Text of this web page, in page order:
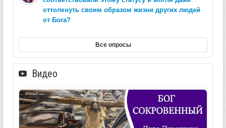
оттолкнуть своим образом жизни других людей
от Бога?
Все опросы
Видео